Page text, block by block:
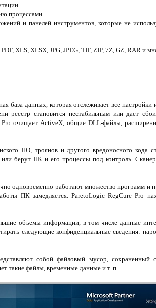
процессами.
и панелей инструментов, которые не
XLS, XLSX, JPG, JPEG, TIF, ZIP, 7Z, GZ, RAR и
база данных, которая отслеживает все настройки
реестр становится нестабильным или дает
Pro очищает ActiveX, общие DLL-файлы,
ПО, троянов и другого вредоносного кода
берут ПК и его процессы под контроль.
одновременно работают множество программ и
ПК замедляется. ParetoLogic RegCure Pro
объемы информации, в том числе данные
следующие конфиденциальные сведения:
собой файловый мусор,
такие файлы, временные данные и т. п